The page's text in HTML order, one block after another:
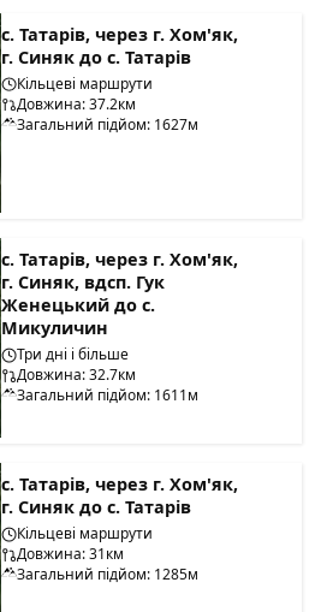
с. Татарів, через г. Хом'як,
г. Синяк до с. Татарів
Кільцеві маршрути
Довжина: 37.2км
Загальний підйом: 1627м
с. Татарів, через г. Хом'як,
г. Синяк, вдсп. Гук
Женецький до с.
Микуличин
Три дні і більше
Довжина: 32.7км
Загальний підйом: 1611м
с. Татарів, через г. Хом'як,
г. Синяк до с. Татарів
Кільцеві маршрути
Довжина: 31км
Загальний підйом: 1285м